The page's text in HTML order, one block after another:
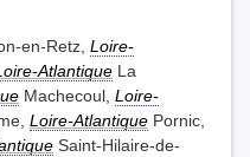
en-Retz, Loire-
Atlantique La
Machecoul, Loire-
Loire-Atlantique Pornic,
Saint-Hilaire-de-